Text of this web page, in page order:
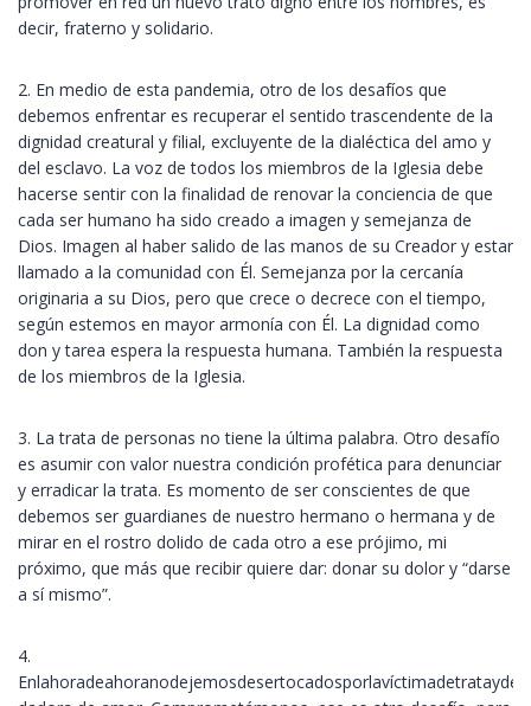
decir, fraterno y solidario.
2. En medio de esta pandemia, otro de los desafíos que
debemos enfrentar es recuperar el sentido trascendente de la
dignidad creatural y filial, excluyente de la dialéctica del amo y
del esclavo. La voz de todos los miembros de la Iglesia debe
hacerse sentir con la finalidad de renovar la conciencia de que
cada ser humano ha sido creado a imagen y semejanza de
Dios. Imagen al haber salido de las manos de su Creador y estar
llamado a la comunidad con Él. Semejanza por la cercanía
originaria a su Dios, pero que crece o decrece con el tiempo,
según estemos en mayor armonía con Él. La dignidad como
don y tarea espera la respuesta humana. También la respuesta
de los miembros de la Iglesia.
3. La trata de personas no tiene la última palabra. Otro desafío
es asumir con valor nuestra condición profética para denunciar
y erradicar la trata. Es momento de ser conscientes de que
debemos ser guardianes de nuestro hermano o hermana y de
mirar en el rostro dolido de cada otro a ese prójimo, mi
próximo, que más que recibir quiere dar: donar su dolor y “darse
a sí mismo”.
4.